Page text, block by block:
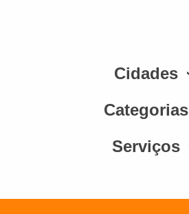
Cidades
Categorias
Serviços